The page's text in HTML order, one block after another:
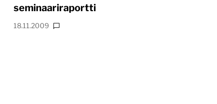
seminaariraportti
18.11.2009